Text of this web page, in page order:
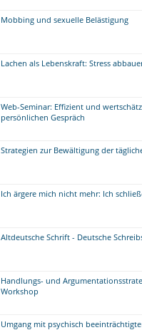
Mobbing und sexuelle Belästigung
Lachen als Lebenskraft: Stress
Web-Seminar: Effizient und
persönlichen Gespräch
Strategien zur Bewältigung der
Ich ärgere mich nicht mehr: Ich
Altdeutsche Schrift - Deutsche
Handlungs- und
Workshop
Umgang mit psychisch